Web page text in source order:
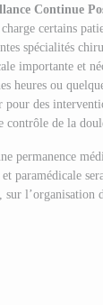
Continue
certains
spécialités
importante et
heures ou
pour des
contrôle de la
permanence
paramédicale
l’organisation